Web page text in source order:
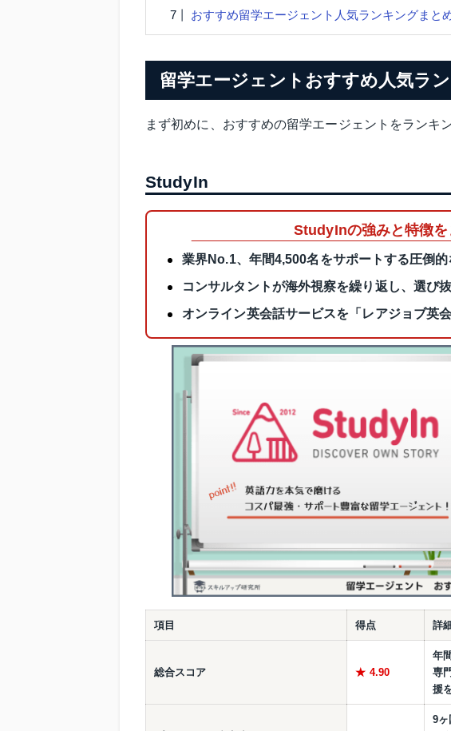
おすすめ留学エージェント人気ランキングまと
留学エージェントおすすめ人気ラ
まず初めに、おすすめの留学エージェントをランキ
StudyIn
StudyInの強みと特徴を
業界No.1、年間4,500名をサポートする圧倒
コンサルタントが海外視察を繰り返し、選び
オンライン英会話サービスを「レアジョブ英
項目 得点 詳
総合スコア 4.90
年
専
援
9ヶ